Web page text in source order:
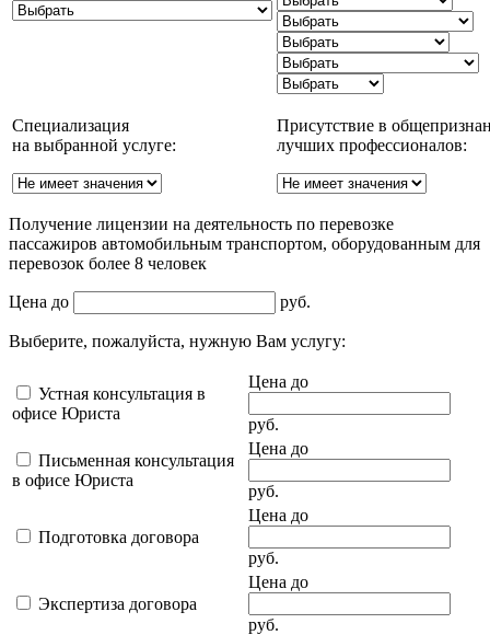
Специализация
на выбранной услуге:
Присутствие в
лучших профессионалов:
Получение лицензии на деятельность по перевозке
пассажиров автомобильным транспортом, оборудованным для
перевозок более 8 человек
Цена до руб.
Выберите, пожалуйста, нужную Вам услугу:
Устная консультация в
офисе Юриста
Цена до
руб.
Письменная консультация
в офисе Юриста
Цена до
руб.
Подготовка договора
Цена до
руб.
Экспертиза договора
Цена до
руб.